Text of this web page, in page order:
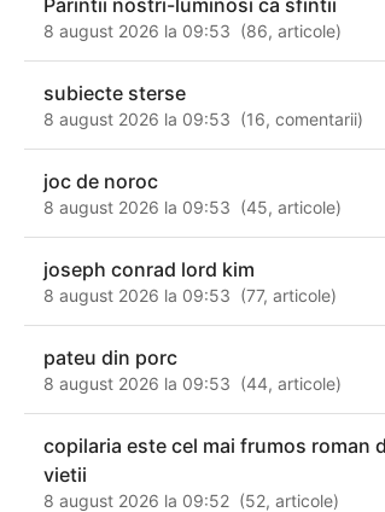
Parintii nostri-luminosi ca sfintii
8 august 2026 la 09:53 (86,articole)
subiecte sterse
8 august 2026 la 09:53 (16,comentarii)
joc de noroc
8 august 2026 la 09:53 (45,articole)
joseph conrad lord kim
8 august 2026 la 09:53 (77,articole)
pateu din porc
8 august 2026 la 09:53 (44,articole)
copilaria este cel mai frumos roman
vietii
8 august 2026 la 09:52 (52,articole)